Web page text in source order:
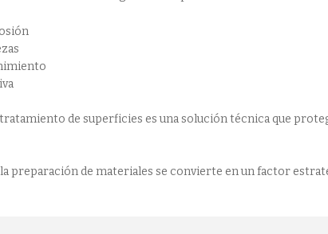
tratamiento de superficies es una solución técnica que
la preparación de materiales se convierte en un factor